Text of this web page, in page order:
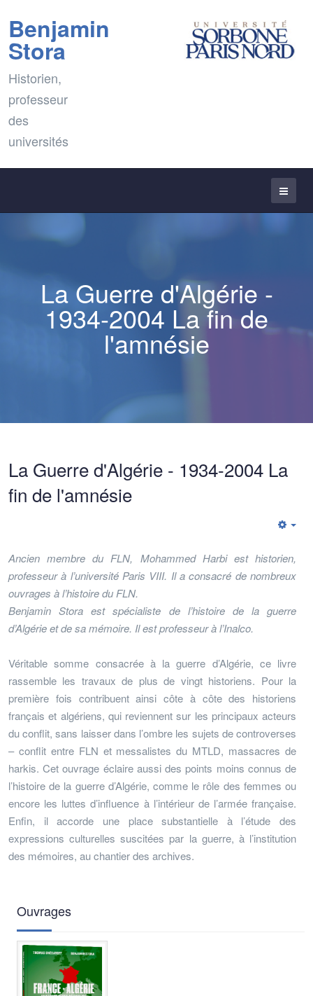
Benjamin
Stora
Historien,
professeur
des
universités
La Guerre d'Algérie -
1934-2004 La fin de
l'amnésie
La Guerre d'Algérie - 1934-2004 La
fin de l'amnésie
Ancien membre du FLN, Mohammed Harbi est historien,
professeur à l’université Paris VIII. Il a consacré de nombreux
ouvrages à l’histoire du FLN.
Benjamin Stora est spécialiste de l’histoire de la guerre
d’Algérie et de sa mémoire. Il est professeur à l’Inalco.
Véritable somme consacrée à la guerre d’Algérie, ce livre
rassemble les travaux de plus de vingt historiens. Pour la
première fois contribuent ainsi côte à côte des historiens
français et algériens, qui reviennent sur les principaux acteurs
du conflit, sans laisser dans l’ombre les sujets de controverses
– conflit entre FLN et messalistes du MTLD, massacres de
harkis. Cet ouvrage éclaire aussi des points moins connus de
l’histoire de la guerre d’Algérie, comme le rôle des femmes ou
encore les luttes d’influence à l’intérieur de l’armée française.
Enfin, il accorde une place substantielle à l’étude des
expressions culturelles suscitées par la guerre, à l’institution
des mémoires, au chantier des archives.
Ouvrages